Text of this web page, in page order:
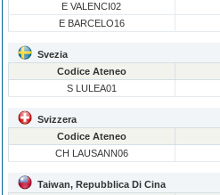
E VALENCI02
E BARCELO16
Svezia
Codice Ateneo
S LULEA01
Svizzera
Codice Ateneo
CH LAUSANN06
Taiwan, Repubblica Di Cina